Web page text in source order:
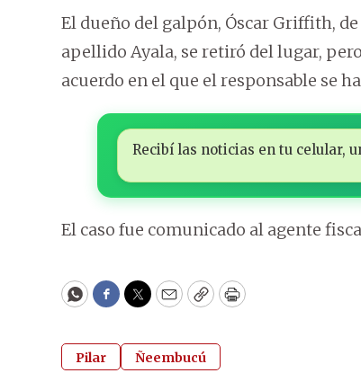
El dueño del galpón, Óscar Griffith,
apellido Ayala, se retiró del lugar,
acuerdo en el que el responsable se
Recibí las noticias en tu celular,
El caso fue comunicado al agente
WhatsApp
Facebook
Twitter
EmailCopyPrint
Pilar Ñeembucú